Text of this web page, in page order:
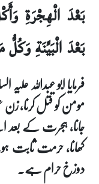
بَعْدَ الْهِجْرَةِ
بَعْدَ الْبَيِّنَةِ وَكُلُّ
فرمایا ابو عبداللہ
مومن کو قتل کرنا،
جانا، ہجرت کے بعد
کھانا، حرمت ثابت
دوزخ حرام ہے۔